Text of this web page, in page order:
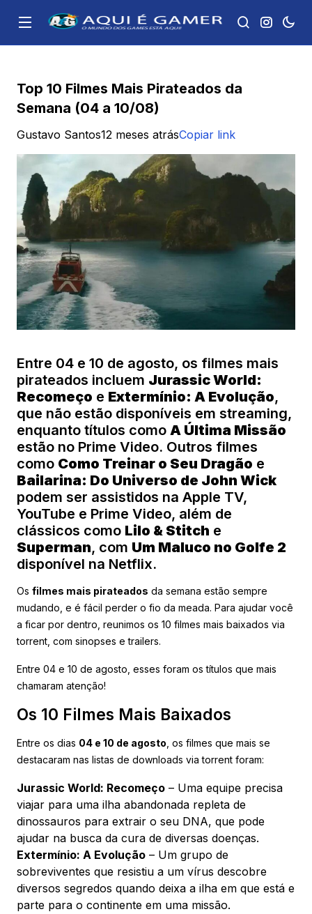
Top 10 Filmes Mais Pirateados da
Semana (04 a 10/08)
Gustavo Santos12 meses atrásCopiar link
Entre 04 e 10 de agosto, os filmes mais
pirateados incluem Jurassic World:
Recomeço e Extermínio: A Evolução,
que não estão disponíveis em streaming,
enquanto títulos como A Última Missão
estão no Prime Video. Outros filmes
como Como Treinar o Seu Dragão e
Bailarina: Do Universo de John Wick
podem ser assistidos na Apple TV,
YouTube e Prime Video, além de
clássicos como Lilo & Stitch e
Superman, com Um Maluco no Golfe 2
disponível na Netflix.
Os filmes mais pirateados da semana estão sempre
mudando, e é fácil perder o fio da meada. Para ajudar você
a ficar por dentro, reunimos os 10 filmes mais baixados via
torrent, com sinopses e trailers.
Entre 04 e 10 de agosto, esses foram os títulos que mais
chamaram atenção!
Os 10 Filmes Mais Baixados
Entre os dias 04 e 10 de agosto , os filmes que mais se
destacaram nas listas de downloads via torrent foram:
Jurassic World: Recomeço – Uma equipe precisa
viajar para uma ilha abandonada repleta de
dinossauros para extrair o seu DNA, que pode
ajudar na busca da cura de diversas doenças.
Extermínio: A Evolução – Um grupo de
sobreviventes que resistiu a um vírus descobre
diversos segredos quando deixa a ilha em que está e
parte para o continente em uma missão.